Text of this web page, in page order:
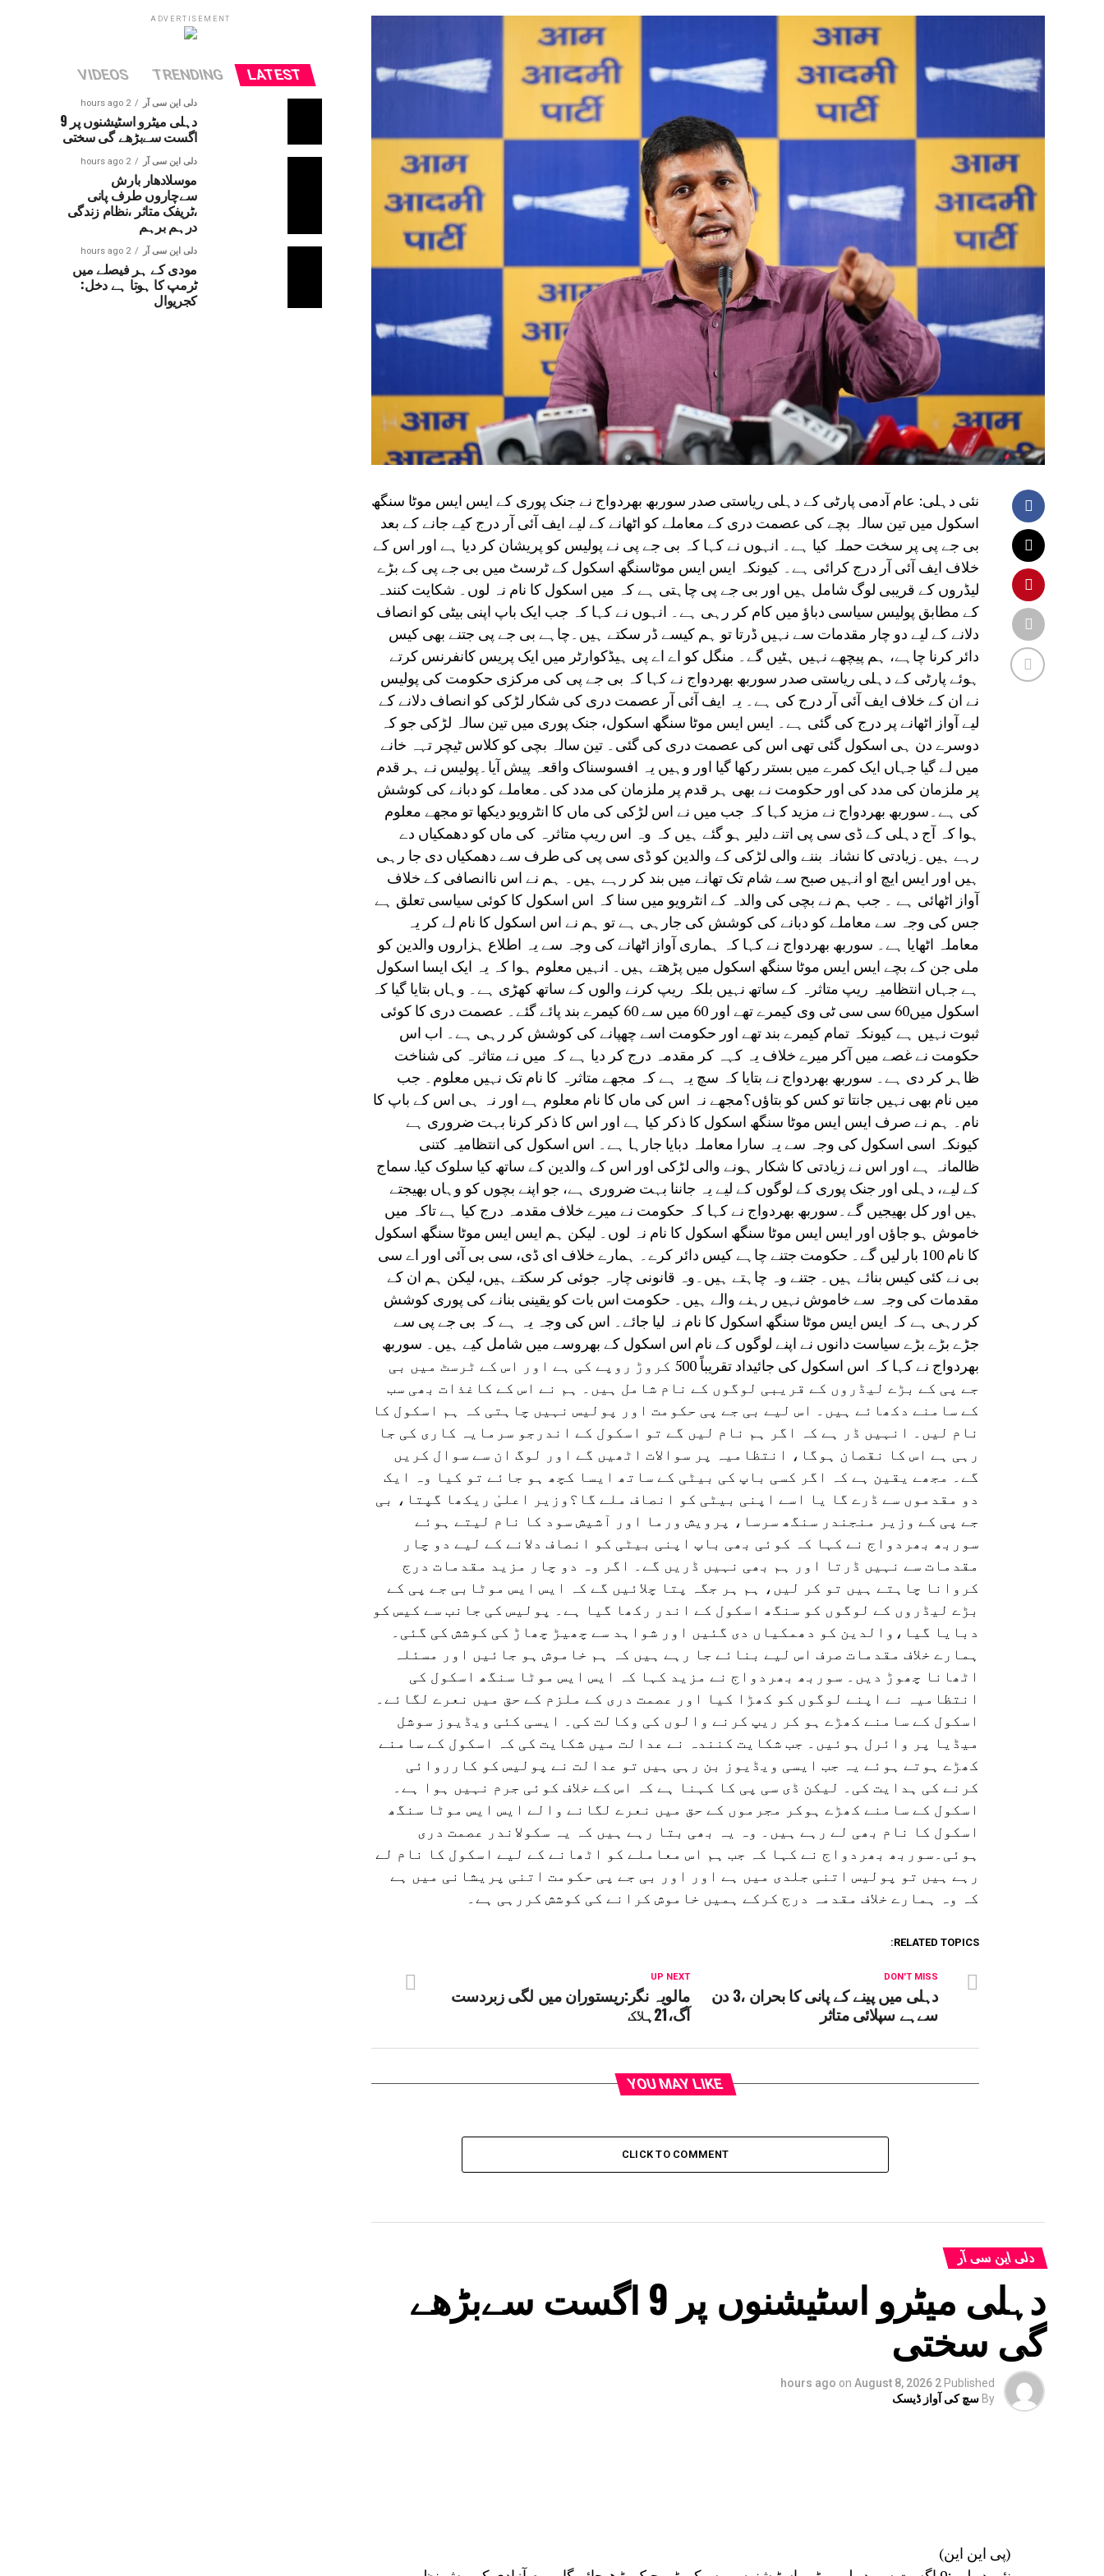
نئی دہلی: عام آدمی پارٹی کے دہلی ریاستی صدر سوربھ بھردواج نے جنک پوری کے ایس ایس موٹا سنگھ
اسکول میں تین سالہ بچے کی عصمت دری کے معاملے کو اٹھانے کے لیے ایف آئی آر درج کیے جانے کے بعد
بی جے پی پر سخت حملہ کیا ہے۔ انہوں نے کہا کہ بی جے پی نے پولیس کو پریشان کر دیا ہے اور اس کے
خلاف ایف آئی آر درج کرائی ہے۔ کیونکہ ایس ایس موٹاسنگھ اسکول کے ٹرسٹ میں بی جے پی کے بڑے
لیڈروں کے قریبی لوگ شامل ہیں اور بی جے پی چاہتی ہے کہ میں اسکول کا نام نہ لوں۔ شکایت کنندہ
کے مطابق پولیس سیاسی دباؤ میں کام کر رہی ہے۔ انہوں نے کہا کہ جب ایک باپ اپنی بیٹی کو انصاف
دلانے کے لیے دو چار مقدمات سے نہیں ڈرتا تو ہم کیسے ڈر سکتے ہیں۔چاہے بی جے پی جتنے بھی کیس
دائر کرنا چاہے، ہم پیچھے نہیں ہٹیں گے۔ منگل کو اے اے پی ہیڈکوارٹر میں ایک پریس کانفرنس کرتے
ہوئے پارٹی کے دہلی ریاستی صدر سوربھ بھردواج نے کہا کہ بی جے پی کی مرکزی حکومت کی پولیس
نے ان کے خلاف ایف آئی آر درج کی ہے۔ یہ ایف آئی آر عصمت دری کی شکار لڑکی کو انصاف دلانے کے
لیے آواز اٹھانے پر درج کی گئی ہے۔ ایس ایس موٹا سنگھ اسکول، جنک پوری میں تین سالہ لڑکی جو کہ
دوسرے دن ہی اسکول گئی تھی اس کی عصمت دری کی گئی۔ تین سالہ بچی کو کلاس ٹیچر تہہ خانے
میں لے گیا جہاں ایک کمرے میں بستر رکھا گیا اور وہیں یہ افسوسناک واقعہ پیش آیا۔پولیس نے ہر قدم
پر ملزمان کی مدد کی اور حکومت نے بھی ہر قدم پر ملزمان کی مدد کی۔معاملے کو دبانے کی کوشش
کی ہے۔سوربھ بھردواج نے مزید کہا کہ جب میں نے اس لڑکی کی ماں کا انٹرویو دیکھا تو مجھے معلوم
ہوا کہ آج دہلی کے ڈی سی پی اتنے دلیر ہو گئے ہیں کہ وہ اس ریپ متاثرہ کی ماں کو دھمکیاں دے
رہے ہیں۔زیادتی کا نشانہ بننے والی لڑکی کے والدین کو ڈی سی پی کی طرف سے دھمکیاں دی جا رہی
ہیں اور ایس ایچ او انہیں صبح سے شام تک تھانے میں بند کر رہے ہیں۔ ہم نے اس ناانصافی کے خلاف
آواز اٹھائی ہے ۔ جب ہم نے بچی کی والدہ کے انٹرویو میں سنا کہ اس اسکول کا کوئی سیاسی تعلق ہے
جس کی وجہ سے معاملے کو دبانے کی کوشش کی جارہی ہے تو ہم نے اس اسکول کا نام لے کر یہ
معاملہ اٹھایا ہے۔ سوربھ بھردواج نے کہا کہ ہماری آواز اٹھانے کی وجہ سے یہ اطلاع ہزاروں والدین کو
ملی جن کے بچے ایس ایس موٹا سنگھ اسکول میں پڑھتے ہیں۔ انہیں معلوم ہوا کہ یہ ایک ایسا اسکول
ہے جہاں انتظامیہ ریپ متاثرہ کے ساتھ نہیں بلکہ ریپ کرنے والوں کے ساتھ کھڑی ہے۔ وہاں بتایا گیا کہ
اسکول میں60 سی سی ٹی وی کیمرے تھے اور 60 میں سے 60 کیمرے بند پائے گئے۔ عصمت دری کا کوئی
ثبوت نہیں ہے کیونکہ تمام کیمرے بند تھے اور حکومت اسے چھپانے کی کوشش کر رہی ہے۔ اب اس
حکومت نے غصے میں آکر میرے خلاف یہ کہہ کر مقدمہ درج کر دیا ہے کہ میں نے متاثرہ کی شناخت
ظاہر کر دی ہے۔ سوربھ بھردواج نے بتایا کہ سچ یہ ہے کہ مجھے متاثرہ کا نام تک نہیں معلوم۔ جب
میں نام بھی نہیں جانتا تو کس کو بتاؤں؟مجھے نہ اس کی ماں کا نام معلوم ہے اور نہ ہی اس کے باپ کا
نام۔ ہم نے صرف ایس ایس موٹا سنگھ اسکول کا ذکر کیا ہے اور اس کا ذکر کرنا بہت ضروری ہے
کیونکہ اسی اسکول کی وجہ سے یہ سارا معاملہ دبایا جارہا ہے۔ اس اسکول کی انتظامیہ کتنی
ظالمانہ ہے اور اس نے زیادتی کا شکار ہونے والی لڑکی اور اس کے والدین کے ساتھ کیا سلوک کیا. سماج
کے لیے، دہلی اور جنک پوری کے لوگوں کے لیے یہ جاننا بہت ضروری ہے، جو اپنے بچوں کو وہاں بھیجتے
ہیں اور کل بھیجیں گے۔سوربھ بھردواج نے کہا کہ حکومت نے میرے خلاف مقدمہ درج کیا ہے تاکہ میں
خاموش ہو جاؤں اور ایس ایس موٹا سنگھ اسکول کا نام نہ لوں۔ لیکن ہم ایس ایس موٹا سنگھ اسکول
کا نام 100 بار لیں گے۔ حکومت جتنے چاہے کیس دائر کرے۔ ہمارے خلاف ای ڈی، سی بی آئی اور اے سی
بی نے کئی کیس بنائے ہیں۔ جتنے وہ چاہتے ہیں۔وہ قانونی چارہ جوئی کر سکتے ہیں، لیکن ہم ان کے
مقدمات کی وجہ سے خاموش نہیں رہنے والے ہیں۔ حکومت اس بات کو یقینی بنانے کی پوری کوشش
کر رہی ہے کہ ایس ایس موٹا سنگھ اسکول کا نام نہ لیا جائے۔ اس کی وجہ یہ ہے کہ بی جے پی سے
جڑے بڑے بڑے سیاست دانوں نے اپنے لوگوں کے نام اس اسکول کے بھروسے میں شامل کیے ہیں۔ سوربھ
بھردواج نے کہا کہ اس اسکول کی جائیداد تقریباً 500 کروڑ روپے کی ہے اور اس کے ٹرسٹ میں بی
جے پی کے بڑے لیڈروں کے قریبی لوگوں کے نام شامل ہیں۔ ہم نے اس کے کاغذات بھی سب
کے سامنے دکھائے ہیں۔ اس لیے بی جے پی حکومت اور پولیس نہیں چاہتی کہ ہم اسکول کا
نام لیں۔ انہیں ڈر ہے کہ اگر ہم نام لیں گے تو اسکول کے اندرجو سرمایہ کاری کی جا
رہی ہے اس کا نقصان ہوگا، انتظامیہ پر سوالات اٹھیں گے اور لوگ ان سے سوال کریں
گے۔ مجھے یقین ہے کہ اگر کسی باپ کی بیٹی کے ساتھ ایسا کچھ ہو جائے تو کیا وہ ایک
دو مقدموں سے ڈرے گا یا اسے اپنی بیٹی کو انصاف ملے گا؟وزیر اعلیٰ ریکھا گپتا، بی
جے پی کے وزیر منجندر سنگھ سرسا، پرویش ورما اور آشیش سود کا نام لیتے ہوئے
سوربھ بھردواج نے کہا کہ کوئی بھی باپ اپنی بیٹی کو انصاف دلانے کے لیے دو چار
مقدمات سے نہیں ڈرتا اور ہم بھی نہیں ڈریں گے۔ اگر وہ دو چار مزید مقدمات درج
کروانا چاہتے ہیں تو کر لیں، ہم ہر جگہ پتا چلائیں گے کہ ایس ایس موٹابی جے پی کے
بڑے لیڈروں کے لوگوں کو سنگھ اسکول کے اندر رکھا گیا ہے۔ پولیس کی جانب سے کیس کو
دبایا گیا،والدین کو دھمکیاں دی گئیں اور شواہد سے چھیڑ چھاڑ کی کوشش کی گئی۔
ہمارے خلاف مقدمات صرف اس لیے بنائے جا رہے ہیں کہ ہم خاموش ہو جائیں اور مسئلہ
اٹھانا چھوڑ دیں۔ سوربھ بھردواج نے مزید کہا کہ ایس ایس موٹا سنگھ اسکول کی
انتظامیہ نے اپنے لوگوں کو کھڑا کیا اور عصمت دری کے ملزم کے حق میں نعرے لگائے۔
اسکول کے سامنے کھڑے ہو کر ریپ کرنے والوں کی وکالت کی۔ ایسی کئی ویڈیوز سوشل
میڈیا پر وائرل ہوئیں۔ جب شکایت کنندہ نے عدالت میں شکایت کی کہ اسکول کے سامنے
کھڑے ہوتے ہوئے یہ جب ایسی ویڈیوز بن رہی ہیں تو عدالت نے پولیس کو کارروائی
کرنے کی ہدایت کی۔ لیکن ڈی سی پی کا کہنا ہے کہ اس کے خلاف کوئی جرم نہیں ہوا ہے۔
اسکول کے سامنے کھڑے ہوکر مجرموں کے حق میں نعرے لگانے والے ایس ایس موٹا سنگھ
اسکول کا نام بھی لے رہے ہیں۔ وہ یہ بھی بتا رہے ہیں کہ یہ سکولاندر عصمت دری
ہوئی۔سوربھ بھردواج نے کہا کہ جب ہم اس معاملے کو اٹھانے کے لیے اسکول کا نام لے
رہے ہیں تو پولیس اتنی جلدی میں ہے اور اور بی جے پی حکومت اتنی پریشانی میں ہے
کہ وہ ہمارے خلاف مقدمہ درج کرکے ہمیں خاموش کرانے کی کوشش کررہی ہے۔
RELATED TOPICS:
UP NEXT
مالویہ نگر:ریستوران میں لگی زبردست
آگ،21ہلاک
DON'T MISS
دہلی میں پینے کے پانی کا بحران ،3 دن
سےہے سپلائی متاثر
YOU MAY LIKE
CLICK TO COMMENT
دلی این سی آر
دہلی میٹرو اسٹیشنوں پر 9 اگست سےبڑھے
گی سختی
Published
2 hours ago
on August 8, 2026
By سچ کی آواز ڈیسک
(پی این این)
ADVERTISEMENT
LATEST
TRENDING
VIDEOS
دلی این سی آر 2 hours ago
دہلی میٹرو اسٹیشنوں پر 9
اگست سےبڑھے گی سختی
دلی این سی آر 2 hours ago
موسلادھار بارش
سےچاروں طرف پانی
،ٹریفک متاثر ،نظام زندگی
درہم برہم
دلی این سی آر 2 hours ago
مودی کے ہر فیصلے میں
ٹرمپ کا ہوتا ہے دخل:
کجریوال